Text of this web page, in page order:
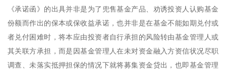
《承诺函》的出具并非是为了兜售基金产品、劝诱投资人认购基金
份额而作出的保本或保收益承诺，也并非是在基金不能如期兑付或
者兑付困难时，将本应由投资者自行承担的风险转由基金管理人或
其关联方承担，而是因基金管理人在未对资金融入方资信状况尽职
调查、未落实抵押担保的情况下就将募集资金贷出，也即基金管理